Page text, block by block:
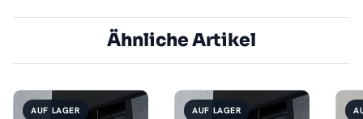
Ähnliche Artikel
AUF LAGER AUF LAGER